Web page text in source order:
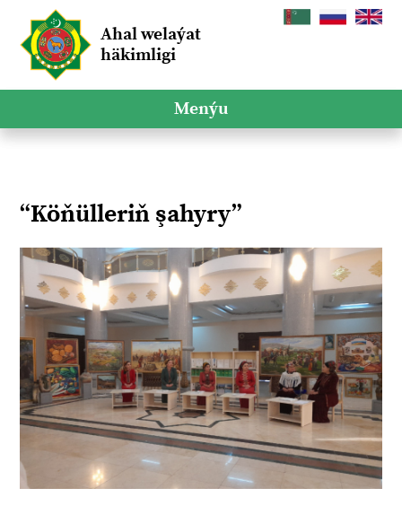
Ahal welaýat
häkimligi
Menýu
“Köňülleriň şahyry”